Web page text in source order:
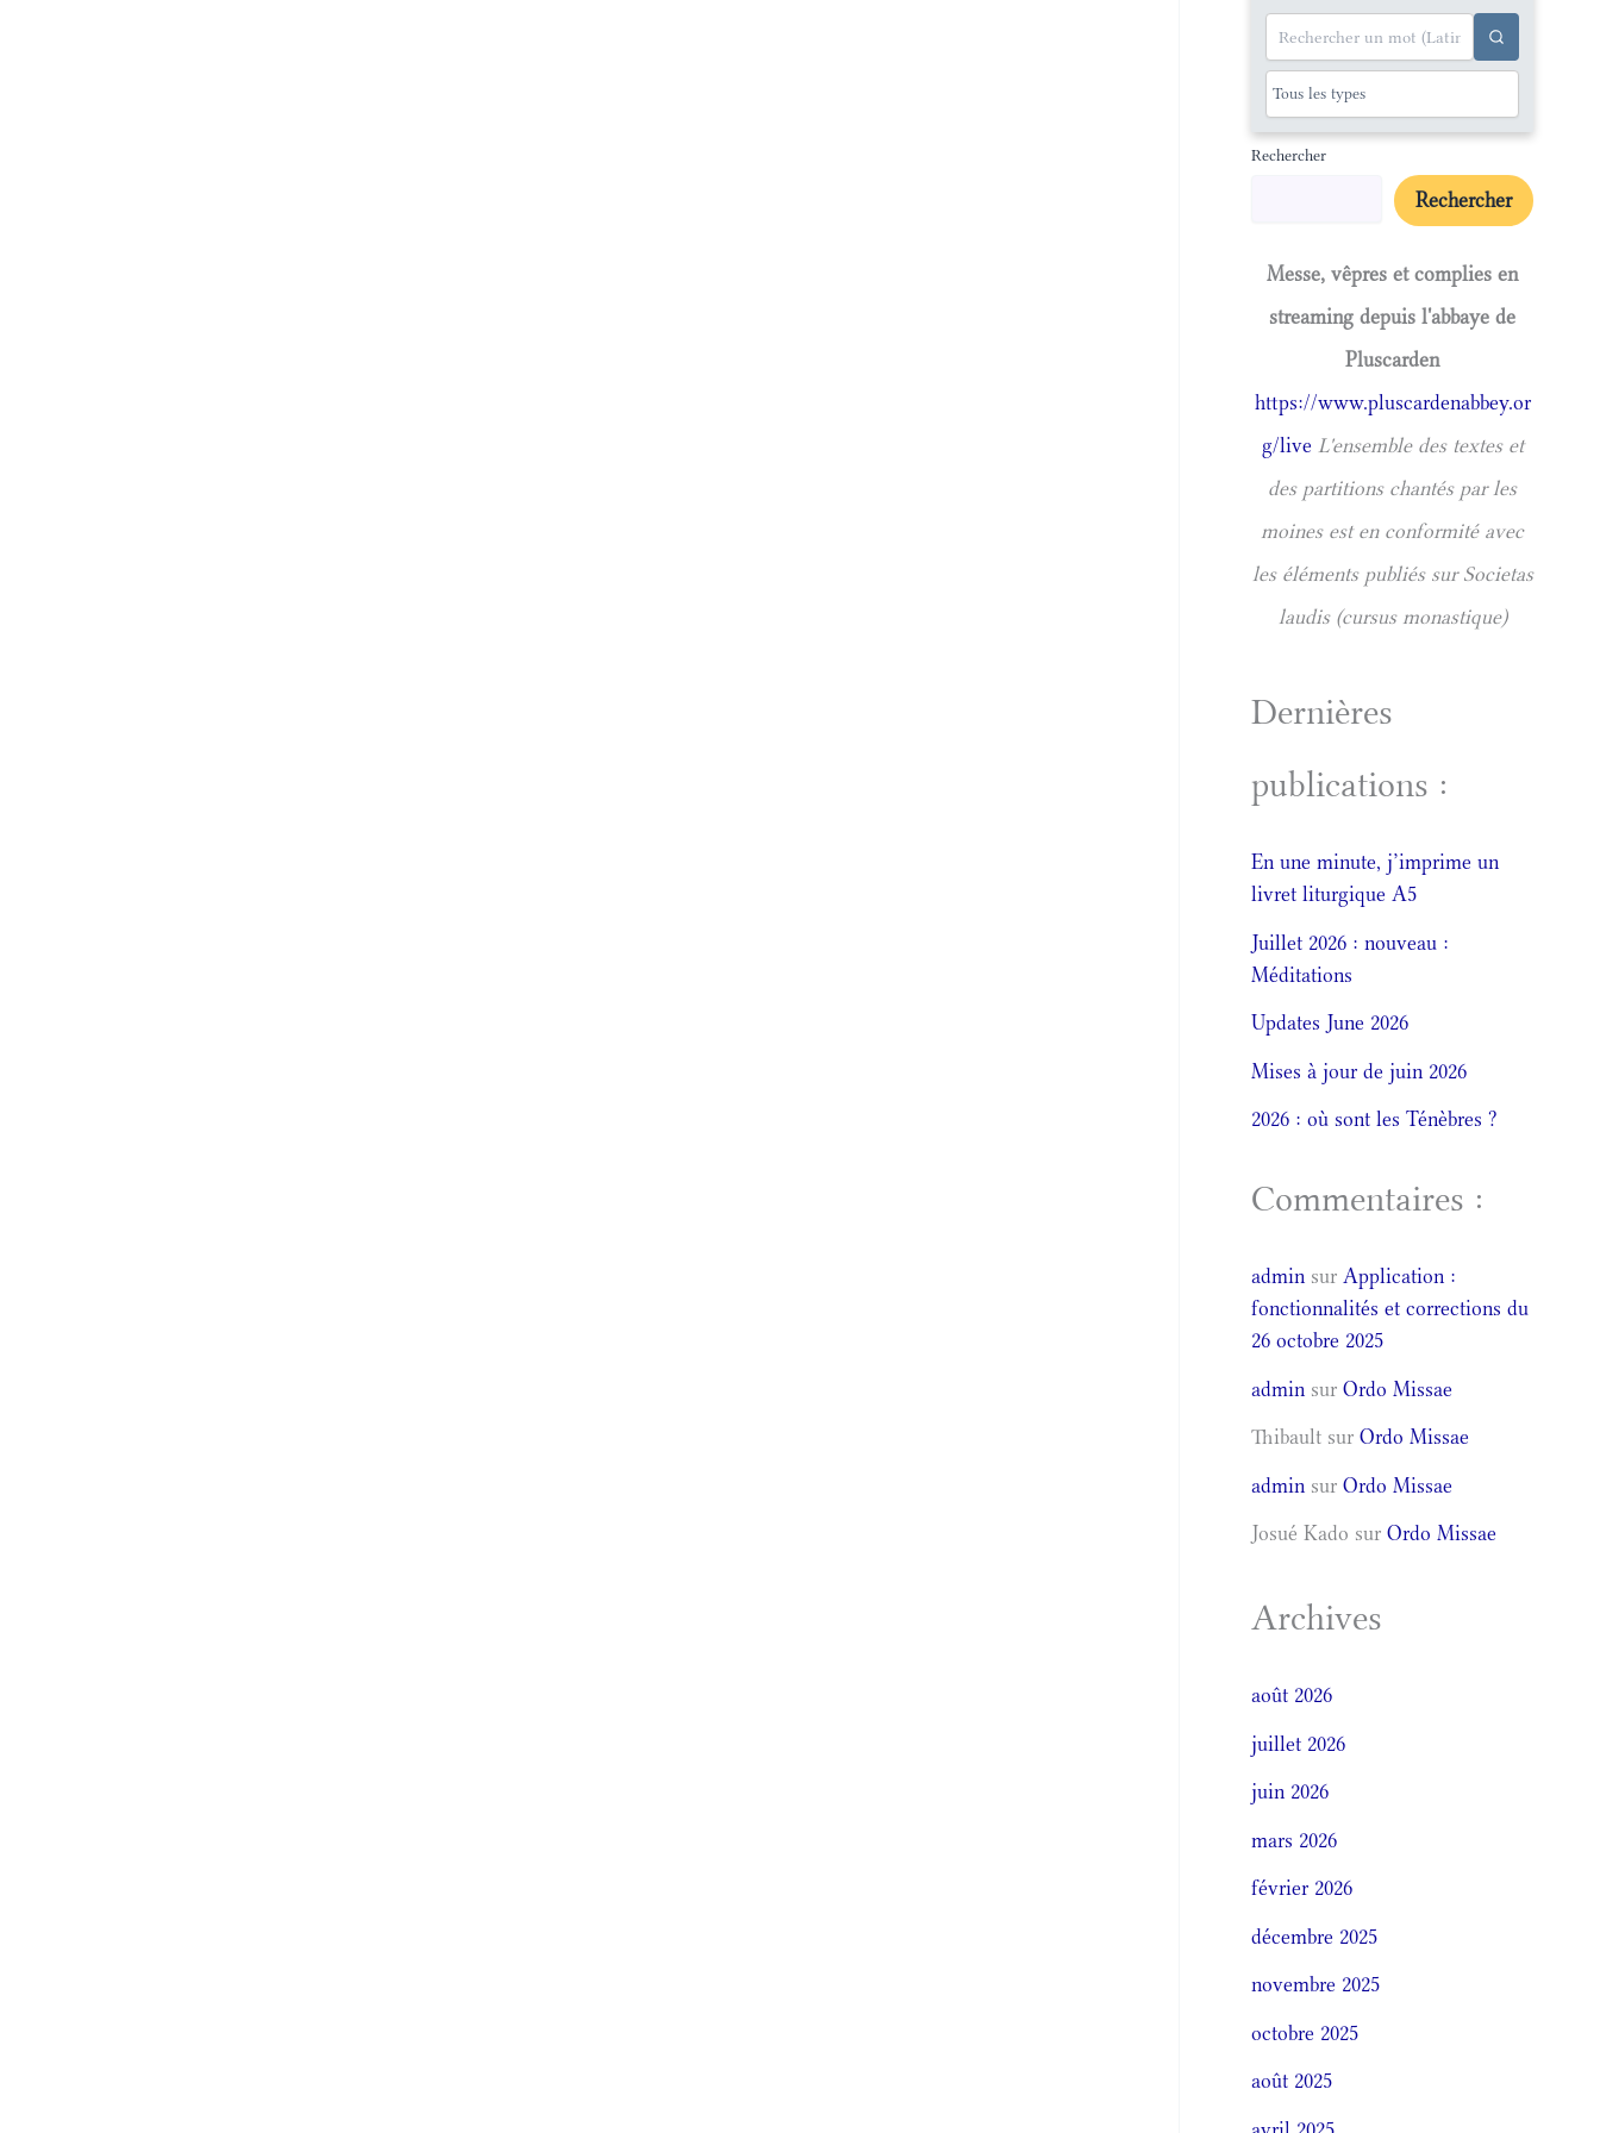
Rechercher
Rechercher
Messe, vêpres et complies en
streaming depuis l'abbaye de
Pluscarden
https://www.pluscardenabbey.or
g/live L'ensemble des textes et
des partitions chantés par les
moines est en conformité avec
les éléments publiés sur Societas
laudis (cursus monastique)
Dernières
publications :
En une minute, j’imprime un
livret liturgique A5
Juillet 2026 : nouveau :
Méditations
Updates June 2026
Mises à jour de juin 2026
2026 : où sont les Ténèbres ?
Commentaires :
admin surApplication :
fonctionnalités et corrections du
26 octobre 2025
admin surOrdo Missae
Thibault surOrdo Missae
admin surOrdo Missae
Josué Kado surOrdo Missae
Archives
août 2026
juillet 2026
juin 2026
mars 2026
février 2026
décembre 2025
novembre 2025
octobre 2025
août 2025